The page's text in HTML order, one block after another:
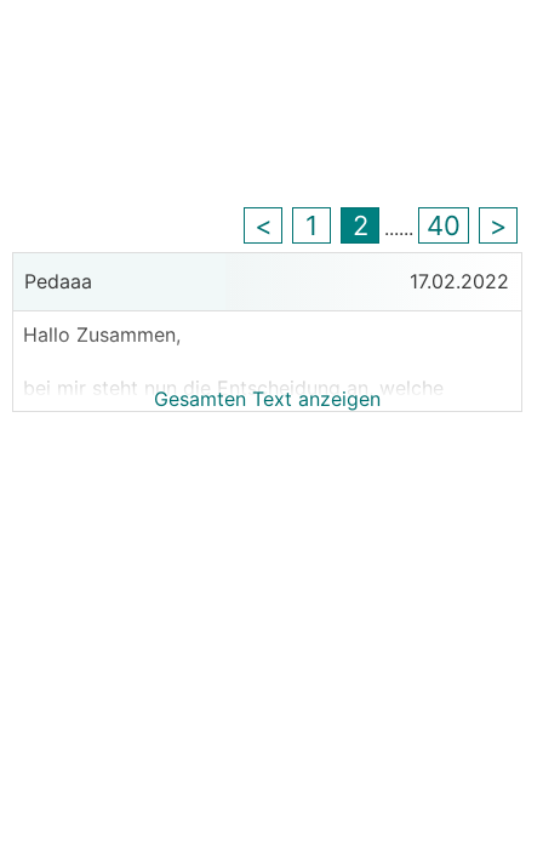
< 1 2 ...... 40 >
Pedaaa 17.02.2022
Hallo Zusammen,
bei mir steht nun die Entscheidung an, welche
Batterie ich meiner Victron Anlage gönnen werde.
Gesamten Text anzeigen